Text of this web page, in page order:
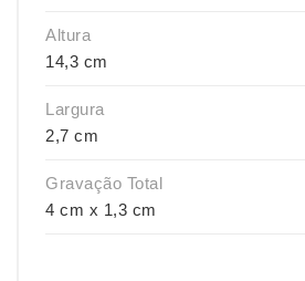
Altura
14,3 cm
Largura
2,7 cm
Gravação Total
4 cm x 1,3 cm